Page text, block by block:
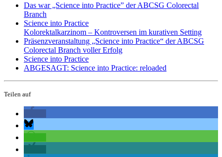
Das war „Science into Practice” der ABCSG Colorectal
Branch
Science into Practice
Kolorektalkarzinom – Kontroversen im kurativen Setting
Präsenzveranstaltung „Science into Practice“ der ABCSG
Colorectal Branch voller Erfolg
Science into Practice
ABGESAGT: Science into Practice: reloaded
Teilen auf